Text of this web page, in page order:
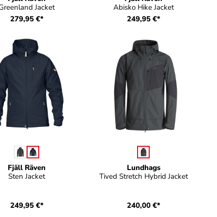
Jacket
279,95 €*
Abisko Hike Jacket
249,95 €*
Fjäll Räven
Sten Jacket
Farbeauswählen
249,95 €*
Lundhags
Tived Stretch Hybrid Jacket
auswählen
240,00 €*